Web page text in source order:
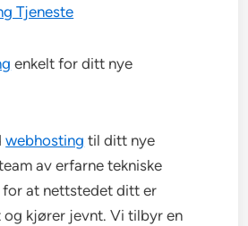
Tjeneste
enkelt for ditt nye
webhosting til ditt nye
av erfarne tekniske
at nettstedet ditt er
kjører jevnt. Vi tilbyr en